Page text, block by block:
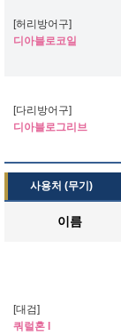
[허리방어구]
디아블로코일
[다리방어구]
디아블로그리브
사용처 (무기)
이름
[대검]
쿼럴혼 I